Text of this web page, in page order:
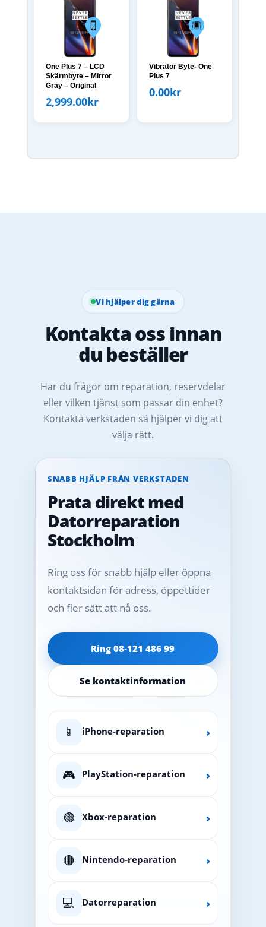
One Plus 7 – LCD
Skärmbyte – Mirror
Gray – Original
2,999.00kr
Vibrator Byte- One
Plus 7
0.00kr
Vi hjälper dig gärna
Kontakta oss innan
du beställer
Har du frågor om reparation, reservdelar
eller vilken tjänst som passar din enhet?
Kontakta verkstaden så hjälper vi dig att
välja rätt.
SNABB HJÄLP FRÅN VERKSTADEN
Prata direkt med
Datorreparation
Stockholm
Ring oss för snabb hjälp eller öppna
kontaktsidan för adress, öppettider
och fler sätt att nå oss.
Ring 08‑121 486 99
Se kontaktinformation
📱 iPhone-reparation ›
🎮 PlayStation-reparation ›
🟢 Xbox-reparation ›
🔴 Nintendo-reparation ›
💻 Datorreparation ›